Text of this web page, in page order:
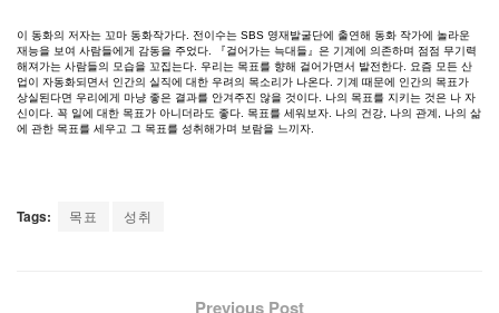
이 동화의 저자는 꼬마 동화작가다. 전이수는 SBS 영재발굴단에 출연해 동화 작가에 놀라운
재능을 보여 사람들에게 감동을 주었다. 『걸어가는 늑대들』은 기계에 의존하며 점점 무기력
해져가는 사람들의 모습을 꼬집는다. 우리는 목표를 향해 걸어가면서 발전한다. 요즘 모든 산
업이 자동화되면서 인간의 실직에 대한 우려의 목소리가 나온다. 기계 때문에 인간의 목표가
상실된다면 우리에게 마냥 좋은 결과를 안겨주진 않을 것이다. 나의 목표를 지키는 것은 나 자
신이다. 꼭 일에 대한 목표가 아니더라도 좋다. 목표를 세워보자. 나의 건강, 나의 관계, 나의 삶
에 관한 목표를 세우고 그 목표를 성취해가며 보람을 느끼자.
Tags: 목표 성취
Previous Post